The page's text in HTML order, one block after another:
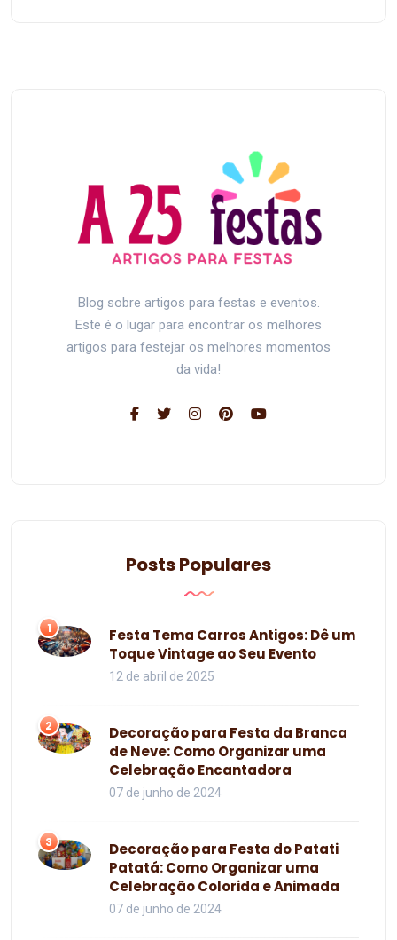
Blog sobre artigos para festas e eventos.
Este é o lugar para encontrar os melhores
artigos para festejar os melhores momentos
da vida!
Posts Populares
1
Festa Tema Carros Antigos: Dê um
Toque Vintage ao Seu Evento
12 de abril de 2025
2
Decoração para Festa da Branca
de Neve: Como Organizar uma
Celebração Encantadora
07 de junho de 2024
3
Decoração para Festa do Patati
Patatá: Como Organizar uma
Celebração Colorida e Animada
07 de junho de 2024